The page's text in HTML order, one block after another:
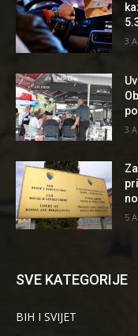
3
3
5
SVE KATEGORIJE
BIH I SVIJET